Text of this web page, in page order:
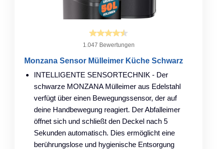
1.047 Bewertungen
Monzana Sensor Mülleimer Küche Schwarz
INTELLIGENTE SENSORTECHNIK - Der
schwarze MONZANA Mülleimer aus Edelstahl
verfügt über einen Bewegungssensor, der auf
deine Handbewegung reagiert. Der Abfalleimer
öffnet sich und schließt den Deckel nach 5
Sekunden automatisch. Dies ermöglicht eine
berührungslose und hygienische Entsorgung